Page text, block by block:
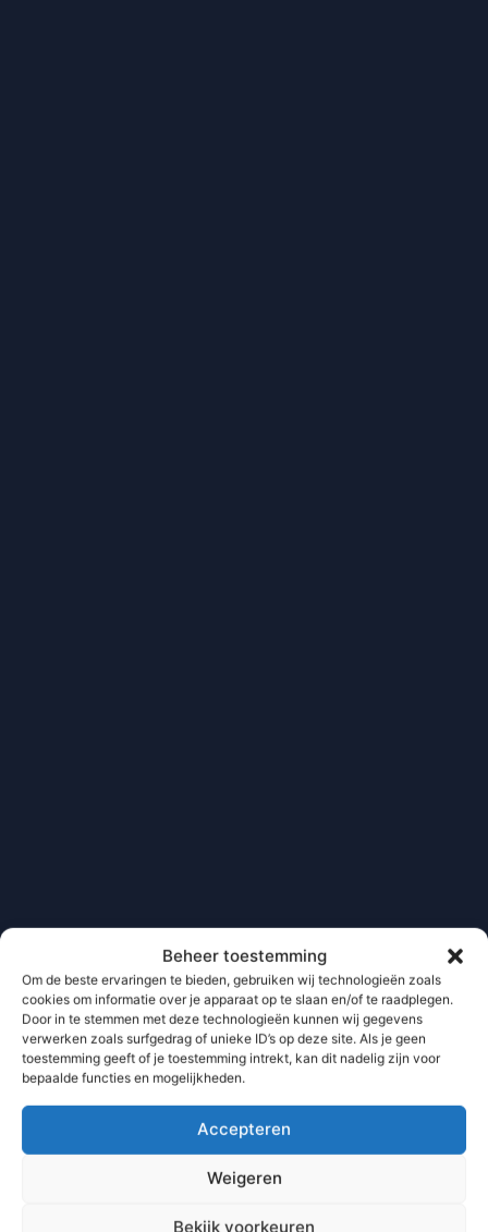
Beheer toestemming
Om de beste ervaringen te bieden, gebruiken wij technologieën zoals
cookies om informatie over je apparaat op te slaan en/of te raadplegen.
Door in te stemmen met deze technologieën kunnen wij gegevens
verwerken zoals surfgedrag of unieke ID’s op deze site. Als je geen
toestemming geeft of je toestemming intrekt, kan dit nadelig zijn voor
bepaalde functies en mogelijkheden.
Accepteren
Weigeren
Bekijk voorkeuren